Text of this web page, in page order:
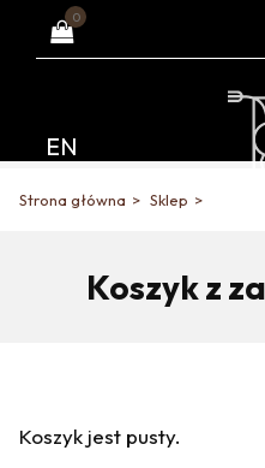
0
EN
Strona główna Sklep
Koszyk z
Koszyk jest pusty.